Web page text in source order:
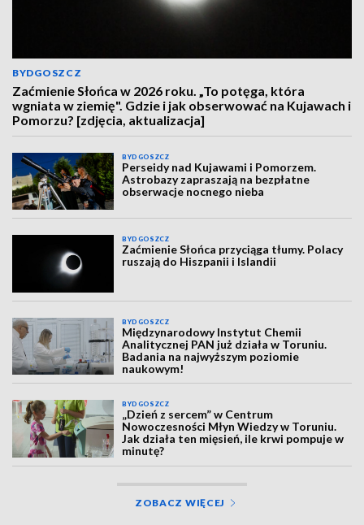
BYDGOSZCZ
Zaćmienie Słońca w 2026 roku. „To potęga, która
wgniata w ziemię". Gdzie i jak obserwować na Kujawach i
Pomorzu? [zdjęcia, aktualizacja]
BYDGOSZCZ
Perseidy nad Kujawami i Pomorzem.
Astrobazy zapraszają na bezpłatne
obserwacje nocnego nieba
BYDGOSZCZ
Zaćmienie Słońca przyciąga tłumy. Polacy
ruszają do Hiszpanii i Islandii
BYDGOSZCZ
Międzynarodowy Instytut Chemii
Analitycznej PAN już działa w Toruniu.
Badania na najwyższym poziomie
naukowym!
BYDGOSZCZ
„Dzień z sercem” w Centrum
Nowoczesności Młyn Wiedzy w Toruniu.
Jak działa ten mięsień, ile krwi pompuje w
minutę?
ZOBACZ WIĘCEJ